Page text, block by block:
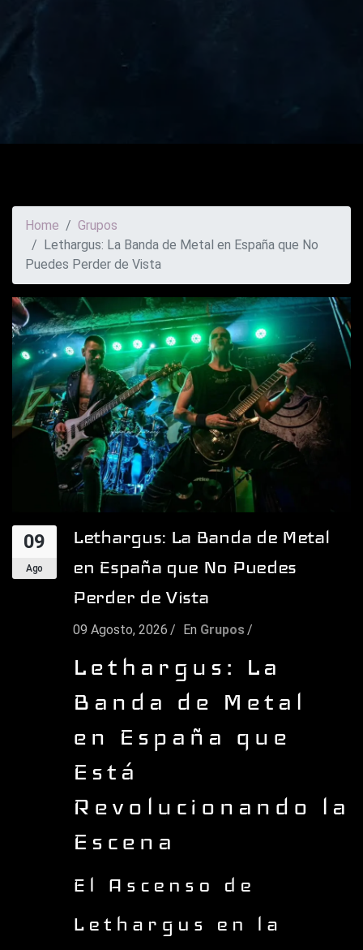
Home
Grupos
Lethargus: La Banda de Metal en España que No
Puedes Perder de Vista
09
Ago
Lethargus: La Banda de Metal
en España que No Puedes
Perder de Vista
09 Agosto, 2026 En Grupos
Lethargus: La
Banda de Metal
en España que
Está
Revolucionando la
Escena
El Ascenso de
Lethargus en la